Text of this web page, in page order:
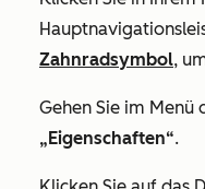
Zahnradsymbol,
Gehen Sie im Menü
„Eigenschaften“.